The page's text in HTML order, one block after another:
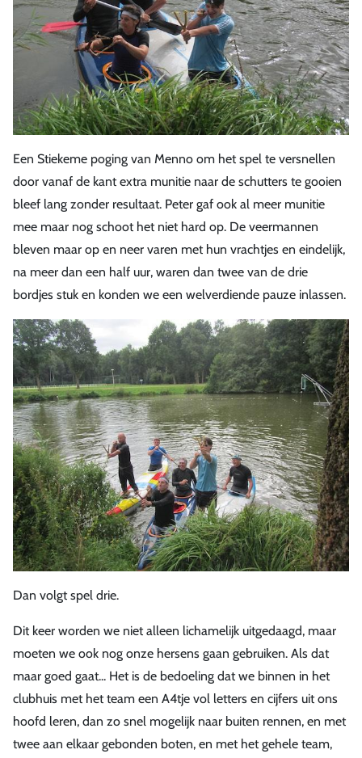
Een Stiekeme poging van Menno om het spel te versnellen
door vanaf de kant extra munitie naar de schutters te gooien
bleef lang zonder resultaat. Peter gaf ook al meer munitie
mee maar nog schoot het niet hard op. De veermannen
bleven maar op en neer varen met hun vrachtjes en eindelijk,
na meer dan een half uur, waren dan twee van de drie
bordjes stuk en konden we een welverdiende pauze inlassen.
Dan volgt spel drie.
Dit keer worden we niet alleen lichamelijk uitgedaagd, maar
moeten we ook nog onze hersens gaan gebruiken. Als dat
maar goed gaat... Het is de bedoeling dat we binnen in het
clubhuis met het team een A4tje vol letters en cijfers uit ons
hoofd leren, dan zo snel mogelijk naar buiten rennen, en met
twee aan elkaar gebonden boten, en met het gehele team,